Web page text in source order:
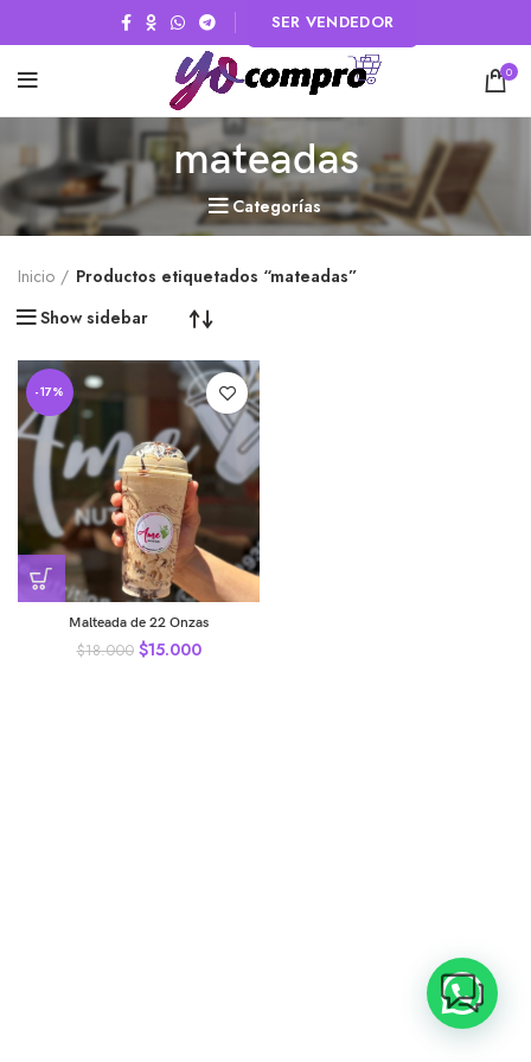
SER VENDEDOR
0
mateadas
Categorías
Inicio
Productos etiquetados “mateadas”
Show sidebar
-17%
Malteada de 22 Onzas
$18.000 $15.000